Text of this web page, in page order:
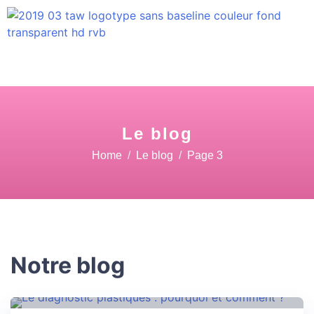
Le blog
Home Le blog Page 3
Notre blog